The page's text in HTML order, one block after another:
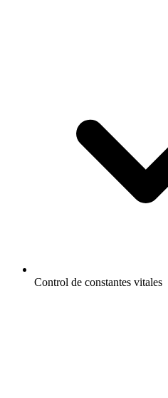
Control de constantes vitales